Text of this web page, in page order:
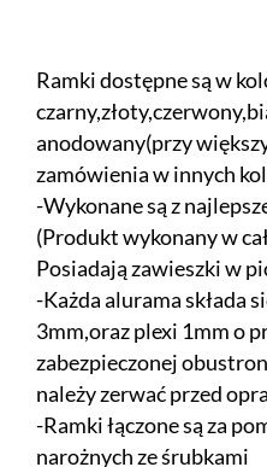
Ramki dostępne są w
anodowany(przy
zamówienia w innych
-Wykonane są z
(Produkt wykonany w
Posiadają zawieszki w
-Każda alurama składa
3mm,oraz plexi 1mm o
zabezpieczonej
należy zerwać przed
-Ramki łączone są za
narożnych ze śrubkami